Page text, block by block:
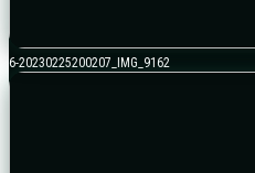
6-20230225200207_IMG_9162